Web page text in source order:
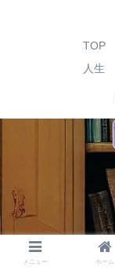
TOP
人生
メニュー ホーム